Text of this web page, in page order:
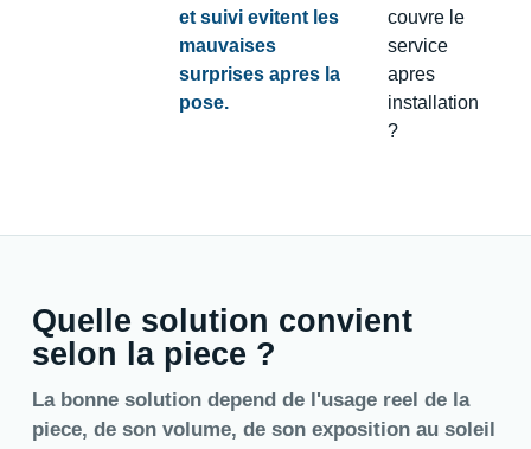
et suivi evitent les
mauvaises
surprises apres la
pose.
couvre le
service
apres
installation
?
Quelle solution convient
selon la piece ?
La bonne solution depend de l'usage reel de la
piece, de son volume, de son exposition au soleil